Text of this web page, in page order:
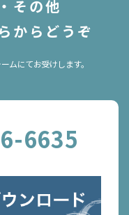
その他
からどうぞ
ムにてお受けします。
6635